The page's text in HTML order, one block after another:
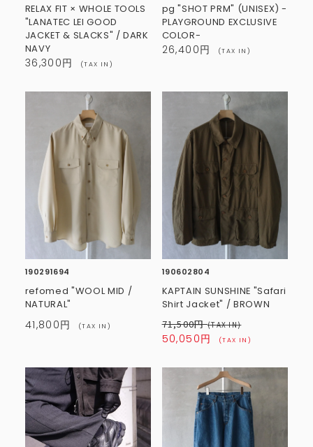
RELAX FIT × WHOLE TOOLS
"LANATEC LEI GOOD
JACKET & SLACKS" / DARK
NAVY
36,300円 (TAX IN)
pg "SHOT PRM" (UNISEX) -
PLAYGROUND EXCLUSIVE
COLOR-
26,400円 (TAX IN)
190291694
refomed "WOOL MID /
NATURAL"
41,800円 (TAX IN)
190602804
KAPTAIN SUNSHINE "Safari
Shirt Jacket" / BROWN
71,500円(TAX IN)
50,050円 (TAX IN)